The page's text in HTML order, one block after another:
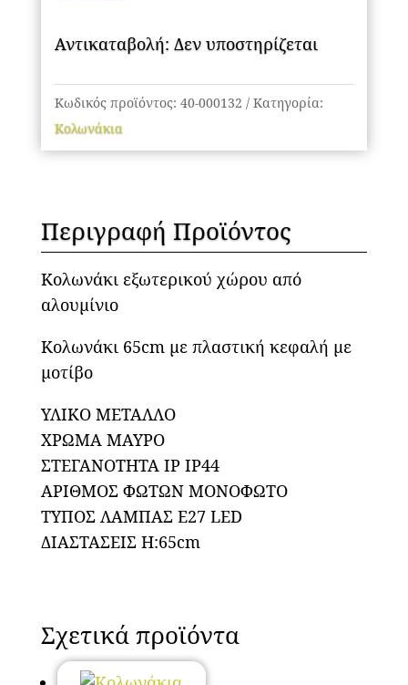
Αντικαταβολή: Δεν υποστηρίζεται
Κωδικός προϊόντος: 40-000132
Κατηγορία:
Κολωνάκια
Περιγραφή Προϊόντος
Κολωνάκι εξωτερικού χώρου από
αλουμίνιο
Kολωνάκι 65cm με πλαστική κεφαλή με
μοτίβο
ΥΛΙΚΟ ΜΕΤΑΛΛΟ
ΧΡΩΜΑ ΜΑΥΡΟ
ΣΤΕΓΑΝΟΤΗΤΑ IP IP44
ΑΡΙΘΜΟΣ ΦΩΤΩΝ ΜΟΝΟΦΩΤΟ
ΤΥΠΟΣ ΛΑΜΠΑΣ E27 LED
ΔΙΑΣΤΑΣΕΙΣ H:65cm
Σχετικά προϊόντα